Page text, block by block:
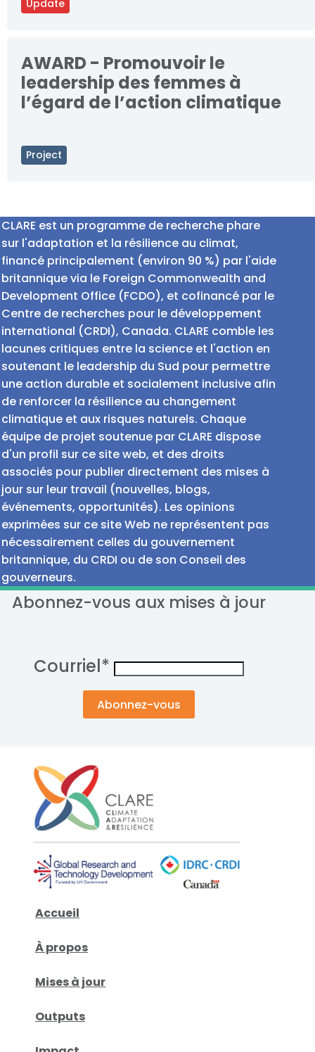
Update
Project
AWARD - Promouvoir le
leadership des femmes à
l’égard de l’action climatique
CLARE est un programme de recherche phare
sur l'adaptation et la résilience au climat,
financé principalement (environ 90 %) par l'aide
britannique via le Foreign Commonwealth and
Development Office (FCDO), et cofinancé par le
Centre de recherches pour le développement
international (CRDI), Canada. CLARE comble les
lacunes critiques entre la science et l'action en
soutenant le leadership du Sud pour permettre
une action durable et socialement inclusive afin
de renforcer la résilience au changement
climatique et aux risques naturels. Chaque
équipe de projet soutenue par CLARE dispose
d'un profil sur ce site web, et des droits
associés pour publier directement des mises à
jour sur leur travail (nouvelles, blogs,
événements, opportunités). Les opinions
exprimées sur ce site Web ne représentent pas
nécessairement celles du gouvernement
britannique, du CRDI ou de son Conseil des
gouverneurs.
Abonnez-vous aux mises à jour
Courriel*
Accueil
À propos
Mises à jour
Outputs